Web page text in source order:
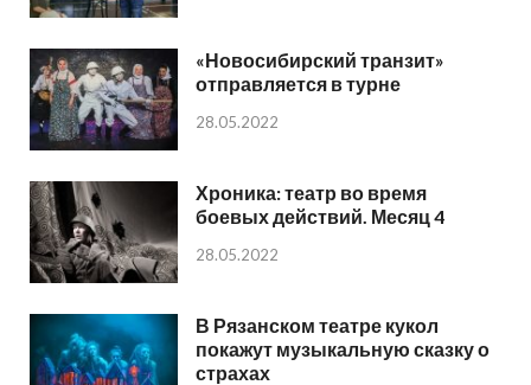
«Новосибирский транзит»
отправляется в турне
28.05.2022
Хроника: театр во время
боевых действий. Месяц 4
28.05.2022
В Рязанском театре кукол
покажут музыкальную сказку о
страхах